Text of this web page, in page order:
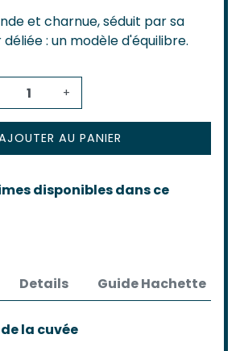
et charnue, séduit par sa
: un modèle d'équilibre.
+
AU PANIER
disponibles dans ce
Details Guide Hachette
la cuvée